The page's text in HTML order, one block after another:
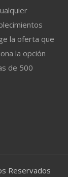
la oferta que
la opción
de 500
Reservados